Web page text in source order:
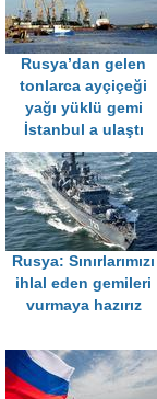
Rusya’dan gelen
tonlarca ayçiçeği
yağı yüklü gemi
İstanbul a ulaştı
Rusya: Sınırlarımızı
ihlal eden gemileri
vurmaya hazırız